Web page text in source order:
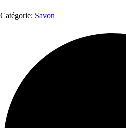
Catégorie: Savon